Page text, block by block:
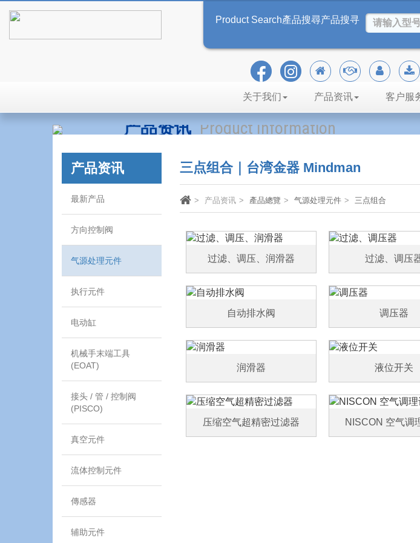
Product Search產品搜尋产品搜寻
关于我们 产品资讯 客户服
产品资讯 Product Information
产品资讯
最新产品
方向控制阀
气源处理元件
执行元件
电动缸
机械手末端工具
(EOAT)
接头 / 管 / 控制阀
(PISCO)
真空元件
流体控制元件
傳感器
辅助元件
三点组合｜台湾金器 Mindman
产品资讯 產品總覽 气源处理元件 三点组合
过滤、调压、润滑器 过滤、调压
自动排水阀 调压器
润滑器 液位开关
压缩空气超精密过滤器 NISCON 空气调